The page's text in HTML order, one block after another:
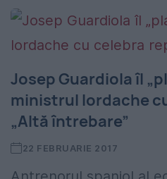
Josep Guardiola îl
ministrul Iordache
„Altă întrebare”
22 FEBRUARIE 2017